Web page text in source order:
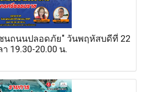
นถนนปลอดภัย" วันพฤหัสบดีที่ 22
19.30-20.00 น.